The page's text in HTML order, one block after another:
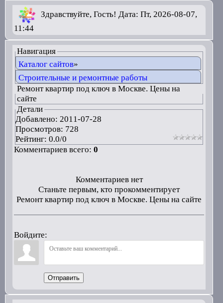
Здравствуйте, Гость! Дата: Пт, 2026-08-07,
11:44
Навигация
Каталог сайтов»
Строительные и ремонтные работы
Ремонт квартир под ключ в Москве. Цены на
сайте
Детали
Добавлено: 2011-07-28
Просмотров: 728
Рейтинг: 0.0/0
Комментариев всего: 0
Комментариев нет
Станьте первым, кто прокомментирует
Ремонт квартир под ключ в Москве. Цены на сайте
Войдите:
Отправить